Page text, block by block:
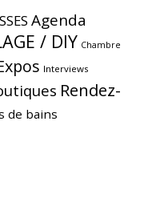
Agenda
/ DIY Chambre
Interviews
Rendez-
de bains